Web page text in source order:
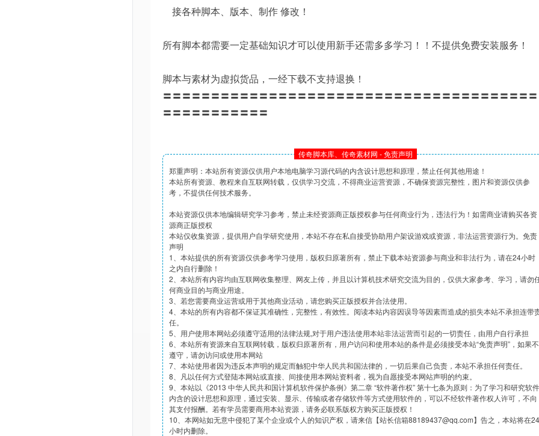
接各种脚本、版本、制作 修改！
所有脚本都需要一定基础知识才可以使用新手还需多多学习！！不提供免费安装服务！
脚本与素材为虚拟货品，一经下载不支持退换！
〓〓〓〓〓〓〓〓〓〓〓〓〓〓〓〓〓〓〓〓〓〓〓〓〓〓〓〓〓〓〓〓〓〓〓〓〓〓
〓〓〓〓〓〓〓〓〓〓〓
传奇脚本库、传奇素材网 - 免责声明
郑重声明：本站所有资源仅供用户本地电脑学习源代码的内含设计思想和原理，禁止任何其他用途！
本站所有资源、教程来自互联网转载，仅供学习交流，不得商业运营资源，不确保资源完整性，图片和资源仅供参
考，不提供任何技术服务。
本站资源仅供本地编辑研究学习参考，禁止未经资源商正版授权参与任何商业行为，违法行为！如需商业请购买各资
源商正版授权
本站仅收集资源，提供用户自学研究使用，本站不存在私自接受协助用户架设游戏或资源，非法运营资源行为。免责
声明
1、本站提供的所有资源仅供参考学习使用，版权归原著所有，禁止下载本站资源参与商业和非法行为，请在24小时
之内自行删除！
2、本站所有内容均由互联网收集整理、网友上传，并且以计算机技术研究交流为目的，仅供大家参考、学习，请勿
何商业目的与商业用途。
3、若您需要商业运营或用于其他商业活动，请您购买正版授权并合法使用。
4、本站的所有内容都不保证其准确性，完整性，有效性。阅读本站内容因误导等因素而造成的损失本站不承担连带
任。
5、用户使用本网站必须遵守适用的法律法规,对于用户违法使用本站非法运营而引起的一切责任，由用户自行承担
6、本站所有资源来自互联网转载，版权归原著所有，用户访问和使用本站的条件是必须接受本站“免责声明”，如果不
遵守，请勿访问或使用本网站
7、本站使用者因为违反本声明的规定而触犯中华人民共和国法律的，一切后果自己负责，本站不承担任何责任。
8、凡以任何方式登陆本网站或直接、间接使用本网站资料者，视为自愿接受本网站声明的约束。
9、本站以《2013 中华人民共和国计算机软件保护条例》第二章 “软件著作权” 第十七条为原则：为了学习和研究软件
内含的设计思想和原理，通过安装、显示、传输或者存储软件等方式使用软件的，可以不经软件著作权人许可，不向
其支付报酬。若有学员需要商用本站资源，请务必联系版权方购买正版授权！
10、本网站如无意中侵犯了某个企业或个人的知识产权，请来信【站长信箱88189437@qq.com】告之，本站将在24
小时内删除。